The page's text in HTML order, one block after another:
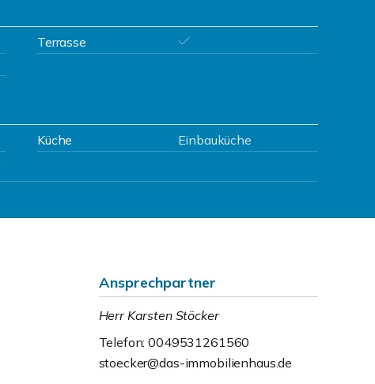
Terrasse
Küche
Einbauküche
Ansprechpartner
Herr Karsten Stöcker
Telefon: 0049531261560
stoecker@das-immobilienhaus.de